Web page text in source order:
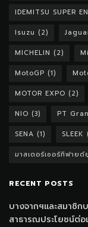
IDEMITSU SUPER
Isuzu (2)
MICHELIN (2)
MotoGP (1)
MOTOR EXPO (2)
NIO (3) PT
SENA (1) SLEEK
มาสเตอร์เซอร์ทิฟายด์
RECENT POSTS
บางจากฯและสมาชิ
สาธารณประโยชน์ต่